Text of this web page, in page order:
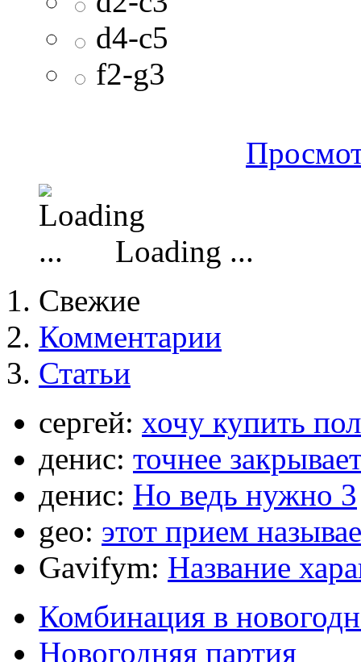
d4-c5
f2-g3
Loading ...
Свежие
Комментарии
Статьи
сергей: хочу купить
денис: точнее
денис: Но ведь нужно 3
geo: этот прием
Gavifym: Название
Комбинация в
Новогодняя партия